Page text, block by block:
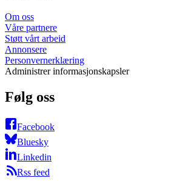
Om oss
Våre partnere
Støtt vårt arbeid
Annonsere
Personvernerklæring
Administrer informasjonskapsler
Følg oss
Facebook
Bluesky
Linkedin
Rss feed